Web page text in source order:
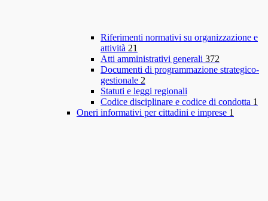
Riferimenti normativi su organizzazione e
attività 21
Atti amministrativi generali 372
Documenti di programmazione strategico-
gestionale 2
Statuti e leggi regionali
Codice disciplinare e codice di condotta 1
Oneri informativi per cittadini e imprese 1